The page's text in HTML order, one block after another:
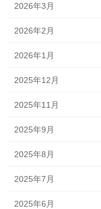
2026年3月
2026年2月
2026年1月
2025年12月
2025年11月
2025年9月
2025年8月
2025年7月
2025年6月